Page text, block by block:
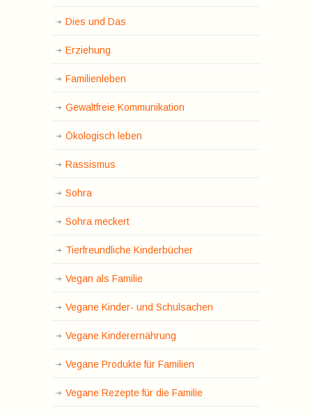
Dies und Das
Erziehung
Familienleben
Gewaltfreie Kommunikation
Ökologisch leben
Rassismus
Sohra
Sohra meckert
Tierfreundliche Kinderbücher
Vegan als Familie
Vegane Kinder- und Schulsachen
Vegane Kinderernährung
Vegane Produkte für Familien
Vegane Rezepte für die Familie